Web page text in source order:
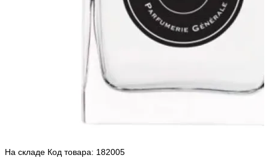
На складе Код товара: 182005